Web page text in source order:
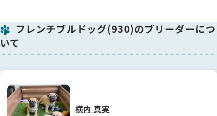
フレンチブルドッグ(930)のブリーダーにつ
いて
横内 真実